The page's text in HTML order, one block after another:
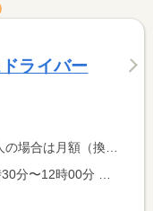
ライバー
の場合は時間額を表示しています。